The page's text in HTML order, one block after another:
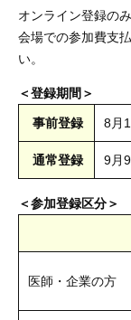
オンライン登録の
会場での参加費支
い。
＜登録期間＞
事前登録 8月
通常登録 9月
＜参加登録区分＞
医師・企業の方